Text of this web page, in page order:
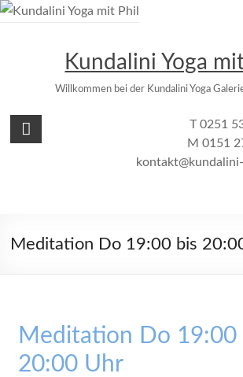
Zum
Kundalini Yoga
Willkommen bei der Kundalini Yoga
T 0251
M 0151
Meditation Do 19:00 bis
Meditation Do 19:00
20:00 Uhr